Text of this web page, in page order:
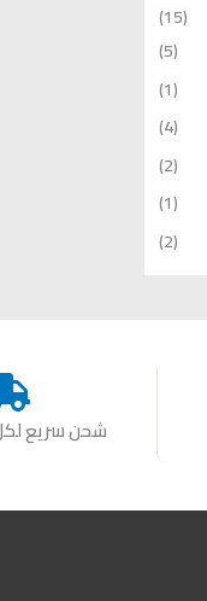
(15)
(5)
(1)
(4)
(2)
(1)
(2)
شحن سريع